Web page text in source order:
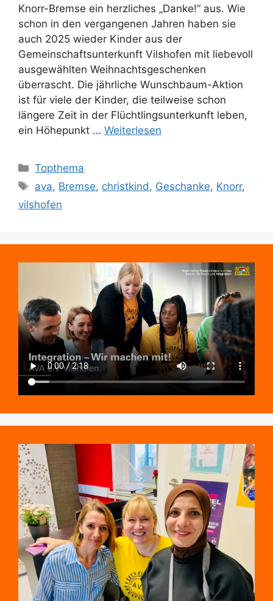
Knorr-Bremse ein herzliches „Danke!“ aus. Wie
schon in den vergangenen Jahren haben sie
auch 2025 wieder Kinder aus der
Gemeinschaftsunterkunft Vilshofen mit liebevoll
ausgewählten Weihnachtsgeschenken
überrascht. Die jährliche Wunschbaum-Aktion
ist für viele der Kinder, die teilweise schon
längere Zeit in der Flüchtlingsunterkunft leben,
ein Höhepunkt … Weiterlesen
Kategorien
Topthema
Schlagwörter
ava, Bremse, christkind , Geschanke, Knorr,
vilshofen